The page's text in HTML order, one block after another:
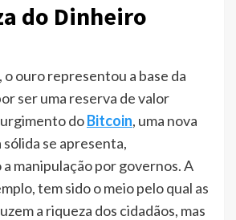
do Dinheiro
ouro representou a base da
ser uma reserva de valor
doBitcoin, uma nova
se apresenta,
manipulação por governos. A
tem sido o meio pelo qual as
a riqueza dos cidadãos, mas